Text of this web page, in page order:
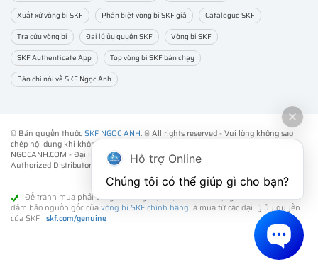
Xuất xứ vòng bi SKF
Phân biệt vòng bi SKF giả
Catalogue SKF
Tra cứu vòng bi
Đại lý ủy quyền SKF
Vòng bi SKF
SKF Authenticate App
Top vòng bi SKF bán chạy
Báo chí nói về SKF Ngọc Anh
© Bản quyền thuộcSKF NGỌC ANH. ® All rights reserved - Vui lòng không sao
chép nội dung khi không được sự đồng ý của chúng tôi.
NGOCANH.COM - Đại lý ủy quyền vòng bi bạc đạn SKF chính hãng -
Authorized Distributor - Phân phối các sản phẩm SKF chính hãng tại Việt Nam.
Để tránh mua phải vòng bi SKF giả (fake) kém chất lượng. Cách tốt nhất để
đảm bảo nguồn gốc củavòng bi SKF chính hãng là mua từ các đại lý ủy quyền
của SKF | skf.com/genuine
Hỗ trợ Online
Chúng tôi có thể giúp gì cho bạn?